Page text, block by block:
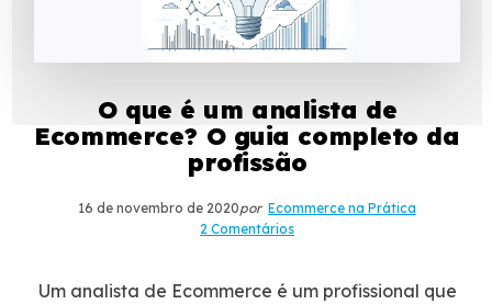
O que é um analista de
Ecommerce? O guia completo da
profissão
16 de novembro de 2020por Ecommerce na Prática
2 Comentários
Um analista de Ecommerce é um profissional que